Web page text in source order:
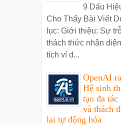
9 Dấu
Cho Thấy Bài Viết
lục: Giới thiệu: Sự
thách thức nhận
tích ví d...
OpenAI
Hệ sinh
tạo đa
và thách
lai tự động hóa